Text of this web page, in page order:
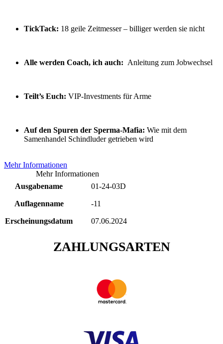
TickTack: 18 geile Zeitmesser – billiger werden sie nicht
Alle werden Coach, ich auch: Anleitung zum Jobwechsel
Teilt’s Euch: VIP-Investments für Arme
Auf den Spuren der Sperma-Mafia: Wie mit dem
Samenhandel Schindluder getrieben wird
Mehr Informationen
Mehr Informationen
Ausgabename
01-24-03D
Auflagenname -11
Erscheinungsdatum 07.06.2024
ZAHLUNGSARTEN